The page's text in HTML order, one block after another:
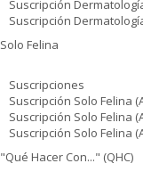
Suscripción
Suscripción
Solo Felina
Suscripciones
Suscripción Solo Felina
Suscripción Solo Felina
Suscripción Solo Felina
"Qué Hacer Con..." (QHC)